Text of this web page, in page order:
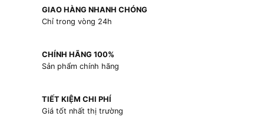
GIAO HÀNG NHANH CHÓNG
Chỉ trong vòng 24h
CHÍNH HÃNG 100%
Sản phẩm chính hãng
TIẾT KIỆM CHI PHÍ
Giá tốt nhất thị trường